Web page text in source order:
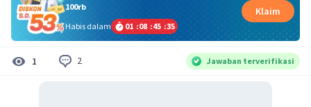
100rb
Habis dalam
01 :08 :45 :35
Klaim
1 2 Jawaban terverifikasi